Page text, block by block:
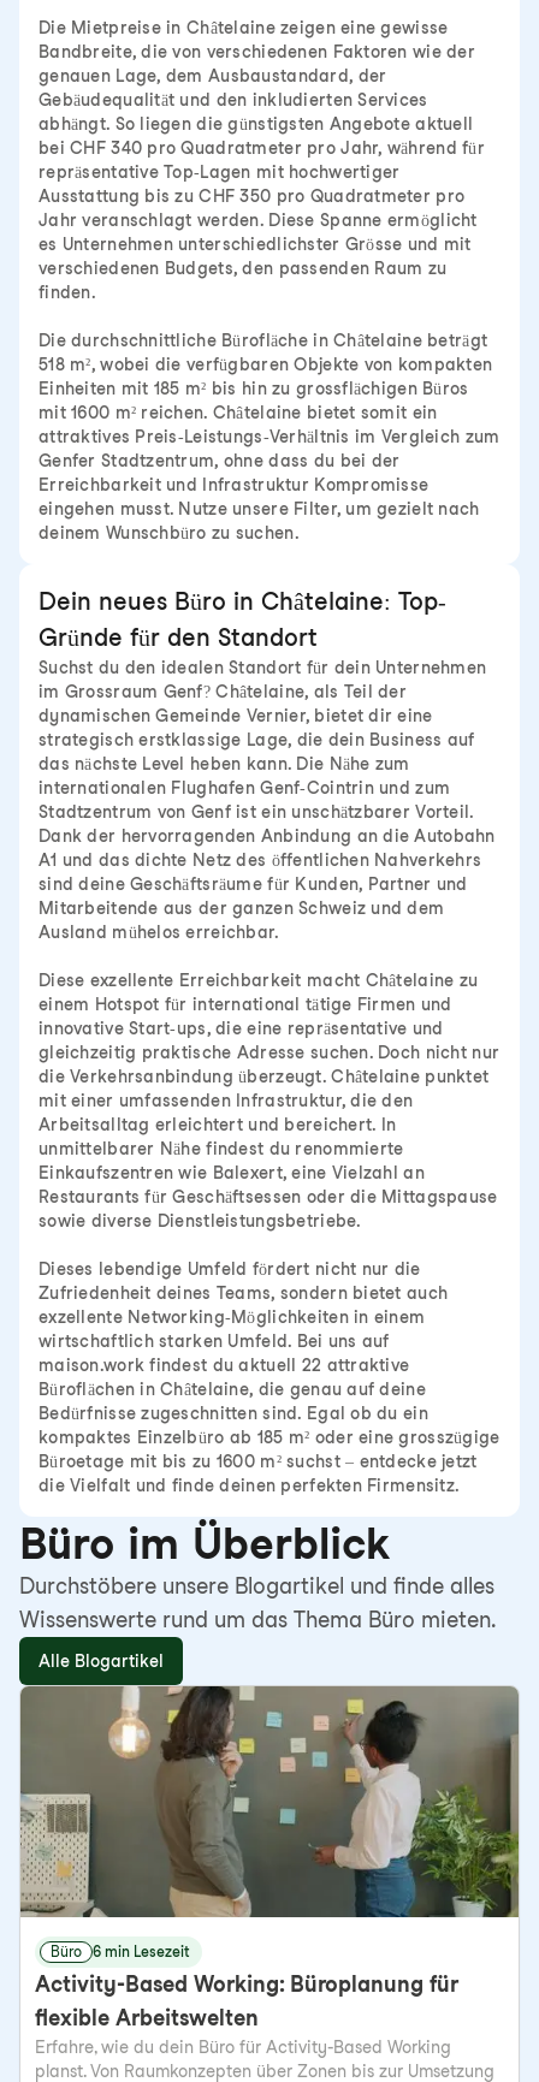
Die Mietpreise in Châtelaine zeigen eine gewisse
Bandbreite, die von verschiedenen Faktoren wie der
genauen Lage, dem Ausbaustandard, der
Gebäudequalität und den inkludierten Services
abhängt. So liegen die günstigsten Angebote aktuell
bei CHF 340 pro Quadratmeter pro Jahr, während für
repräsentative Top-Lagen mit hochwertiger
Ausstattung bis zu CHF 350 pro Quadratmeter pro
Jahr veranschlagt werden. Diese Spanne ermöglicht
es Unternehmen unterschiedlichster Grösse und mit
verschiedenen Budgets, den passenden Raum zu
finden.
Die durchschnittliche Bürofläche in Châtelaine beträgt
518 m², wobei die verfügbaren Objekte von kompakten
Einheiten mit 185 m² bis hin zu grossflächigen Büros
mit 1600 m² reichen. Châtelaine bietet somit ein
attraktives Preis-Leistungs-Verhältnis im Vergleich zum
Genfer Stadtzentrum, ohne dass du bei der
Erreichbarkeit und Infrastruktur Kompromisse
eingehen musst. Nutze unsere Filter, um gezielt nach
deinem Wunschbüro zu suchen.
Dein neues Büro in Châtelaine: Top-
Gründe für den Standort
Suchst du den idealen Standort für dein Unternehmen
im Grossraum Genf? Châtelaine, als Teil der
dynamischen Gemeinde Vernier, bietet dir eine
strategisch erstklassige Lage, die dein Business auf
das nächste Level heben kann. Die Nähe zum
internationalen Flughafen Genf-Cointrin und zum
Stadtzentrum von Genf ist ein unschätzbarer Vorteil.
Dank der hervorragenden Anbindung an die Autobahn
A1 und das dichte Netz des öffentlichen Nahverkehrs
sind deine Geschäftsräume für Kunden, Partner und
Mitarbeitende aus der ganzen Schweiz und dem
Ausland mühelos erreichbar.
Diese exzellente Erreichbarkeit macht Châtelaine zu
einem Hotspot für international tätige Firmen und
innovative Start-ups, die eine repräsentative und
gleichzeitig praktische Adresse suchen. Doch nicht nur
die Verkehrsanbindung überzeugt. Châtelaine punktet
mit einer umfassenden Infrastruktur, die den
Arbeitsalltag erleichtert und bereichert. In
unmittelbarer Nähe findest du renommierte
Einkaufszentren wie Balexert, eine Vielzahl an
Restaurants für Geschäftsessen oder die Mittagspause
sowie diverse Dienstleistungsbetriebe.
Dieses lebendige Umfeld fördert nicht nur die
Zufriedenheit deines Teams, sondern bietet auch
exzellente Networking-Möglichkeiten in einem
wirtschaftlich starken Umfeld. Bei uns auf
maison.work findest du aktuell 22 attraktive
Büroflächen in Châtelaine, die genau auf deine
Bedürfnisse zugeschnitten sind. Egal ob du ein
kompaktes Einzelbüro ab 185 m² oder eine grosszügige
Büroetage mit bis zu 1600 m² suchst – entdecke jetzt
die Vielfalt und finde deinen perfekten Firmensitz.
Büro im Überblick
Durchstöbere unsere Blogartikel und finde alles
Wissenswerte rund um das Thema Büro mieten.
Alle Blogartikel
Büro 6 min Lesezeit
Activity-Based Working: Büroplanung für
flexible Arbeitswelten
Erfahre, wie du dein Büro für Activity-Based Working
planst. Von Raumkonzepten über Zonen bis zur Umsetzung